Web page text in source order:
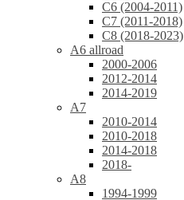
C6 (2004-2011)
C7 (2011-2018)
C8 (2018-2023)
A6 allroad
2000-2006
2012-2014
2014-2019
A7
2010-2014
2010-2018
2014-2018
2018-
A8
1994-1999